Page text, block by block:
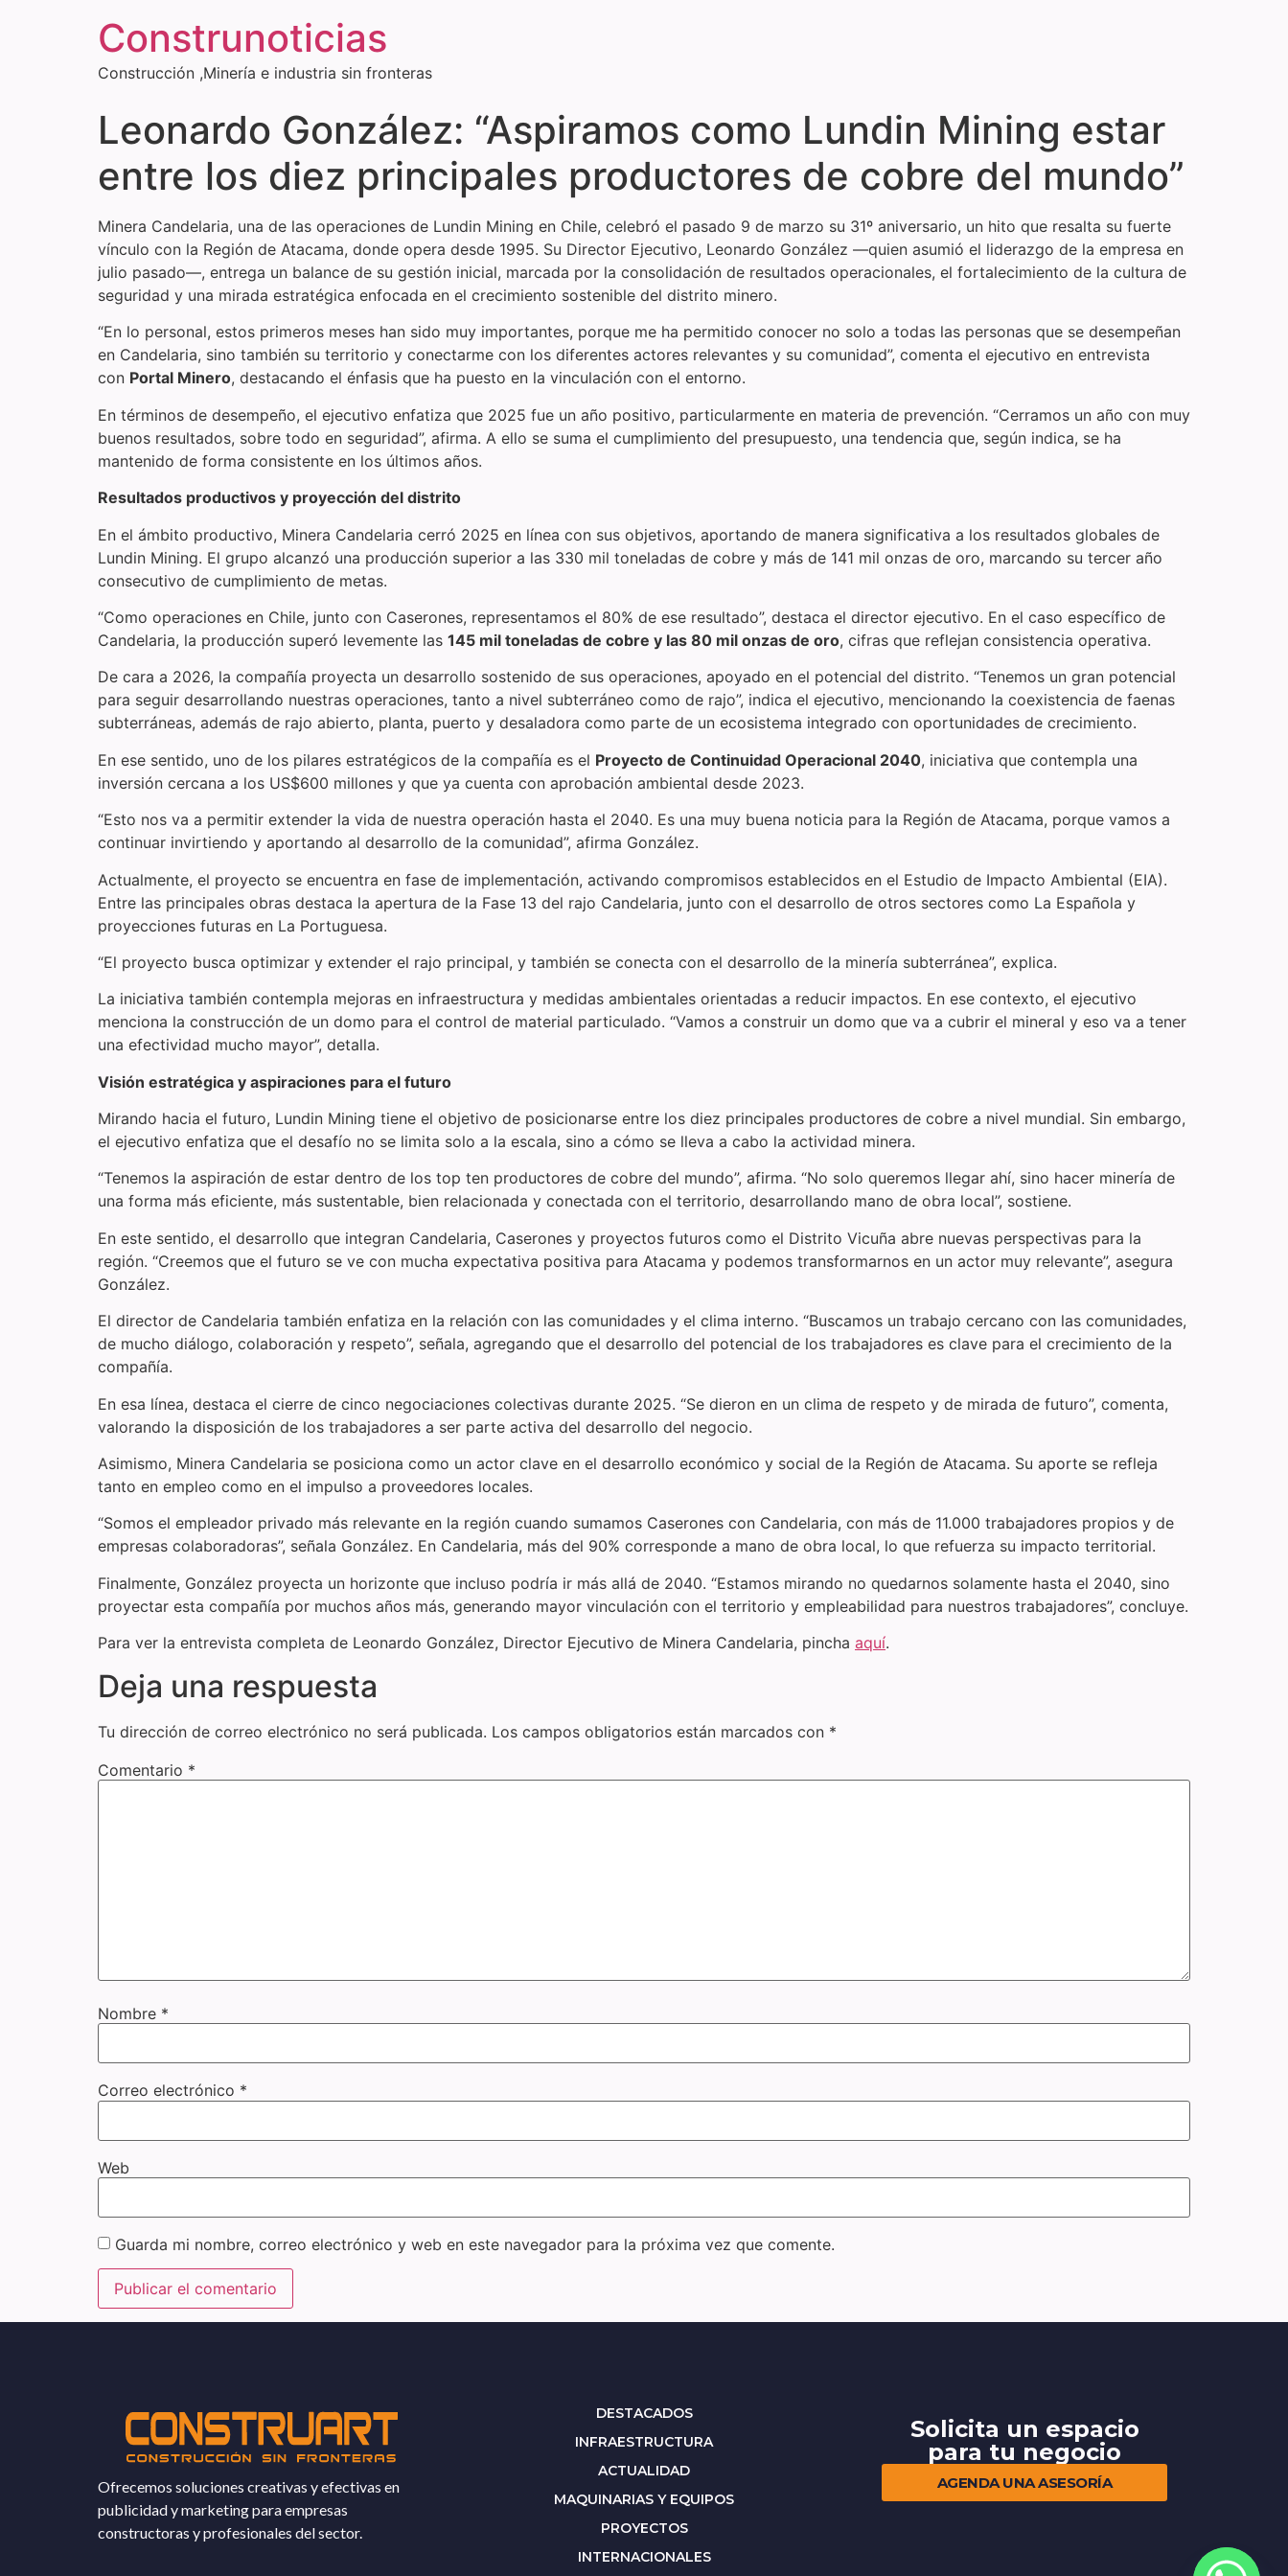
Construnoticias
Construcción ,Minería e industria sin fronteras
Leonardo González: “Aspiramos como Lundin Mining estar
entre los diez principales productores de cobre del mundo”
Minera Candelaria, una de las operaciones de Lundin Mining en Chile, celebró el pasado 9 de marzo su 31º aniversario, un hito que resalta su fuerte
vínculo con la Región de Atacama, donde opera desde 1995. Su Director Ejecutivo, Leonardo González —quien asumió el liderazgo de la empresa en
julio pasado—, entrega un balance de su gestión inicial, marcada por la consolidación de resultados operacionales, el fortalecimiento de la cultura de
seguridad y una mirada estratégica enfocada en el crecimiento sostenible del distrito minero.
“En lo personal, estos primeros meses han sido muy importantes, porque me ha permitido conocer no solo a todas las personas que se desempeñan
en Candelaria, sino también su territorio y conectarme con los diferentes actores relevantes y su comunidad”, comenta el ejecutivo en entrevista
con Portal Minero, destacando el énfasis que ha puesto en la vinculación con el entorno.
En términos de desempeño, el ejecutivo enfatiza que 2025 fue un año positivo, particularmente en materia de prevención. “Cerramos un año con muy
buenos resultados, sobre todo en seguridad”, afirma. A ello se suma el cumplimiento del presupuesto, una tendencia que, según indica, se ha
mantenido de forma consistente en los últimos años.
Resultados productivos y proyección del distrito
En el ámbito productivo, Minera Candelaria cerró 2025 en línea con sus objetivos, aportando de manera significativa a los resultados globales de
Lundin Mining. El grupo alcanzó una producción superior a las 330 mil toneladas de cobre y más de 141 mil onzas de oro, marcando su tercer año
consecutivo de cumplimiento de metas.
“Como operaciones en Chile, junto con Caserones, representamos el 80% de ese resultado”, destaca el director ejecutivo. En el caso específico de
Candelaria, la producción superó levemente las 145 mil toneladas de cobre y las 80 mil onzas de oro, cifras que reflejan consistencia operativa.
De cara a 2026, la compañía proyecta un desarrollo sostenido de sus operaciones, apoyado en el potencial del distrito. “Tenemos un gran potencial
para seguir desarrollando nuestras operaciones, tanto a nivel subterráneo como de rajo”, indica el ejecutivo, mencionando la coexistencia de faenas
subterráneas, además de rajo abierto, planta, puerto y desaladora como parte de un ecosistema integrado con oportunidades de crecimiento.
En ese sentido, uno de los pilares estratégicos de la compañía es el Proyecto de Continuidad Operacional 2040, iniciativa que contempla una
inversión cercana a los US$600 millones y que ya cuenta con aprobación ambiental desde 2023.
“Esto nos va a permitir extender la vida de nuestra operación hasta el 2040. Es una muy buena noticia para la Región de Atacama, porque vamos a
continuar invirtiendo y aportando al desarrollo de la comunidad”, afirma González.
Actualmente, el proyecto se encuentra en fase de implementación, activando compromisos establecidos en el Estudio de Impacto Ambiental (EIA).
Entre las principales obras destaca la apertura de la Fase 13 del rajo Candelaria, junto con el desarrollo de otros sectores como La Española y
proyecciones futuras en La Portuguesa.
“El proyecto busca optimizar y extender el rajo principal, y también se conecta con el desarrollo de la minería subterránea”, explica.
La iniciativa también contempla mejoras en infraestructura y medidas ambientales orientadas a reducir impactos. En ese contexto, el ejecutivo
menciona la construcción de un domo para el control de material particulado. “Vamos a construir un domo que va a cubrir el mineral y eso va a tener
una efectividad mucho mayor”, detalla.
Visión estratégica y aspiraciones para el futuro
Mirando hacia el futuro, Lundin Mining tiene el objetivo de posicionarse entre los diez principales productores de cobre a nivel mundial. Sin embargo,
el ejecutivo enfatiza que el desafío no se limita solo a la escala, sino a cómo se lleva a cabo la actividad minera.
“Tenemos la aspiración de estar dentro de los top ten productores de cobre del mundo”, afirma. “No solo queremos llegar ahí, sino hacer minería de
una forma más eficiente, más sustentable, bien relacionada y conectada con el territorio, desarrollando mano de obra local”, sostiene.
En este sentido, el desarrollo que integran Candelaria, Caserones y proyectos futuros como el Distrito Vicuña abre nuevas perspectivas para la
región. “Creemos que el futuro se ve con mucha expectativa positiva para Atacama y podemos transformarnos en un actor muy relevante”, asegura
González.
El director de Candelaria también enfatiza en la relación con las comunidades y el clima interno. “Buscamos un trabajo cercano con las comunidades,
de mucho diálogo, colaboración y respeto”, señala, agregando que el desarrollo del potencial de los trabajadores es clave para el crecimiento de la
compañía.
En esa línea, destaca el cierre de cinco negociaciones colectivas durante 2025. “Se dieron en un clima de respeto y de mirada de futuro”, comenta,
valorando la disposición de los trabajadores a ser parte activa del desarrollo del negocio.
Asimismo, Minera Candelaria se posiciona como un actor clave en el desarrollo económico y social de la Región de Atacama. Su aporte se refleja
tanto en empleo como en el impulso a proveedores locales.
“Somos el empleador privado más relevante en la región cuando sumamos Caserones con Candelaria, con más de 11.000 trabajadores propios y de
empresas colaboradoras”, señala González. En Candelaria, más del 90% corresponde a mano de obra local, lo que refuerza su impacto territorial.
Finalmente, González proyecta un horizonte que incluso podría ir más allá de 2040. “Estamos mirando no quedarnos solamente hasta el 2040, sino
proyectar esta compañía por muchos años más, generando mayor vinculación con el territorio y empleabilidad para nuestros trabajadores”, concluye.
Para ver la entrevista completa de Leonardo González, Director Ejecutivo de Minera Candelaria, pincha aquí.
Deja una respuesta
Tu dirección de correo electrónico no será publicada. Los campos obligatorios están marcados con *
Comentario *
Nombre *
Correo electrónico *
Web
Guarda mi nombre, correo electrónico y web en este navegador para la próxima vez que comente.
Ofrecemos soluciones creativas y efectivas en
publicidad y marketing para empresas
constructoras y profesionales del sector.
DESTACADOS
INFRAESTRUCTURA
ACTUALIDAD
MAQUINARIAS Y EQUIPOS
PROYECTOS
INTERNACIONALES
Solicita un espacio
para tu negocio
AGENDA UNA ASESORÍA